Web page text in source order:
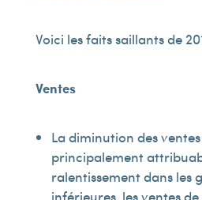
Voici les faits saillants de
Ventes
La diminution des
principalement
ralentissement dans les
inférieures, les ventes